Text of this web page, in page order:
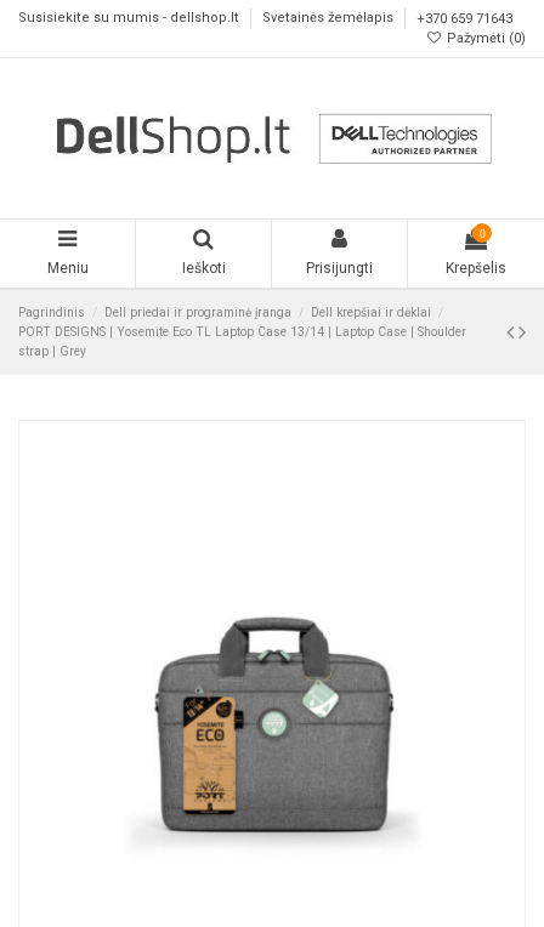
Susisiekite su mumis - dellshop.lt Svetainės žemėlapis
+370 659 71643
Pažymėti (0)
Meniu Ieškoti Prisijungti
0
Krepšelis
Pagrindinis Dell priedai ir programinė įranga
Dell krepšiai ir dėklai
PORT DESIGNS | Yosemite Eco TL Laptop Case 13/14 | Laptop Case | Shoulder
strap | Grey